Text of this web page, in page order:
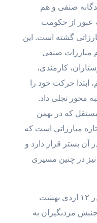
صنفی و هم
عبور از حکومت
گشته است. این
مبارزات صنفی
کارمندی،
ابتدا حرکت خود را
محور تجلی داد.
صنفی مستقل که در بهمن
تازه مبارزاتی است که
آن بستر قرار دارد و
در چنین مسیری
هم اینک که در آستانه روز کارگر در ۱۲ اردی بهشت
داریم، جنبش مزدبگیران به